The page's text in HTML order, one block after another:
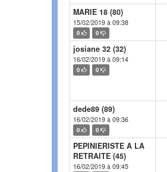
MARIE 18 (80)
15/02/2019 à 09:38
0 0
josiane 32 (32)
16/02/2019 à 09:14
0 0
dede89 (89)
16/02/2019 à 09:36
0 0
PEPINIERISTE A LA
RETRAITE (45)
16/02/2019 à 09:45